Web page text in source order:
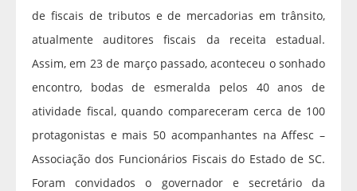
de fiscais de tributos e de mercadorias em trânsito,
atualmente auditores fiscais da receita estadual.
Assim, em 23 de março passado, aconteceu o sonhado
encontro, bodas de esmeralda pelos 40 anos de
atividade fiscal, quando compareceram cerca de 100
protagonistas e mais 50 acompanhantes na Affesc –
Associação dos Funcionários Fiscais do Estado de SC.
Foram convidados o governador e secretário da